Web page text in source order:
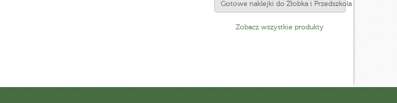
Gotowe naklejki do Żłobka i Przedszkola
Zobacz wszystkie produkty